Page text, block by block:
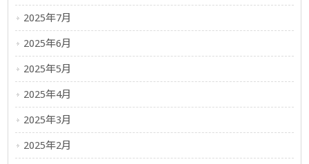
2025年7月
2025年6月
2025年5月
2025年4月
2025年3月
2025年2月